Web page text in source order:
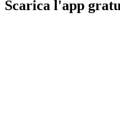
Scarica l'app